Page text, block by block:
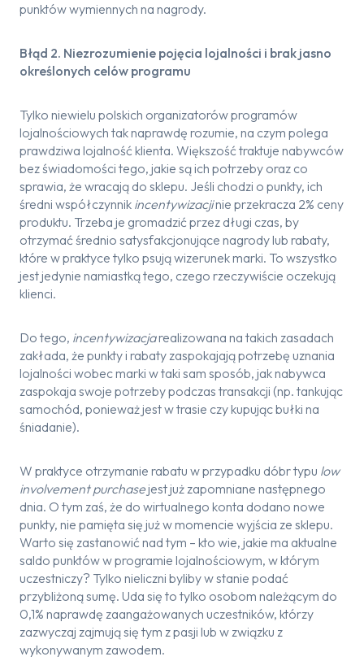
punktów wymiennych na nagrody.
Błąd 2. Niezrozumienie pojęcia lojalności i brak jasno
określonych celów programu
Tylko niewielu polskich organizatorów programów
lojalnościowych tak naprawdę rozumie, na czym polega
prawdziwa lojalność klienta. Większość traktuje nabywców
bez świadomości tego, jakie są ich potrzeby oraz co
sprawia, że wracają do sklepu. Jeśli chodzi o punkty, ich
średni współczynnik incentywizacjinie przekracza 2% ceny
produktu. Trzeba je gromadzić przez długi czas, by
otrzymać średnio satysfakcjonujące nagrody lub rabaty,
które w praktyce tylko psują wizerunek marki. To wszystko
jest jedynie namiastką tego, czego rzeczywiście oczekują
klienci.
Do tego, incentywizacjarealizowana na takich zasadach
zakłada, że punkty i rabaty zaspokajają potrzebę uznania
lojalności wobec marki w taki sam sposób, jak nabywca
zaspokaja swoje potrzeby podczas transakcji (np. tankując
samochód, ponieważ jest w trasie czy kupując bułki na
śniadanie).
W praktyce otrzymanie rabatu w przypadku dóbr typu low
involvement purchasejest już zapomniane następnego
dnia. O tym zaś, że do wirtualnego konta dodano nowe
punkty, nie pamięta się już w momencie wyjścia ze sklepu.
Warto się zastanowić nad tym – kto wie, jakie ma aktualne
saldo punktów w programie lojalnościowym, w którym
uczestniczy? Tylko nieliczni byliby w stanie podać
przybliżoną sumę. Uda się to tylko osobom należącym do
0,1% naprawdę zaangażowanych uczestników, którzy
zazwyczaj zajmują się tym z pasji lub w związku z
wykonywanym zawodem.